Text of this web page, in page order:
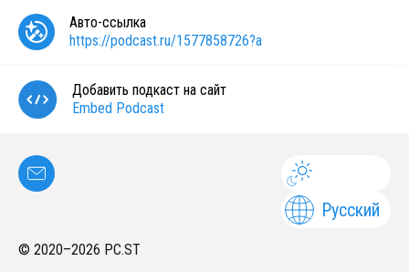
Авто-ссылка
https://podcast.ru/1577858726?a
Добавить подкаст на сайт
Embed Podcast
Русский
© 2020–2026 PC.ST